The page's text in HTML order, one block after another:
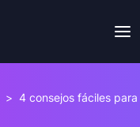
> 4 consejos fáciles para